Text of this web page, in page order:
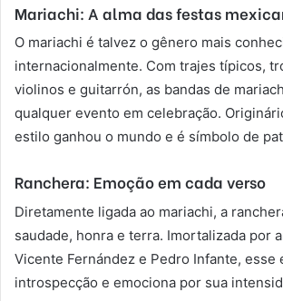
Mariachi: A alma das festas
O mariachi é talvez o gênero mais
internacionalmente. Com trajes típicos,
violinos e guitarrón, as bandas de
qualquer evento em celebração.
estilo ganhou o mundo e é símbolo de
Ranchera: Emoção em cada verso
Diretamente ligada ao mariachi, a
saudade, honra e terra. Imortalizada por
Vicente Fernández e Pedro Infante, esse
introspecção e emociona por sua